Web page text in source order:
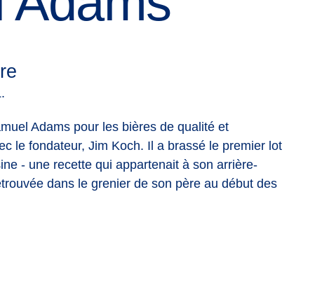
Adams pour les bières de qualité et
le fondateur, Jim Koch. Il a brassé le premier lot
- une recette qui appartenait à son arrière-
dans le grenier de son père au début des